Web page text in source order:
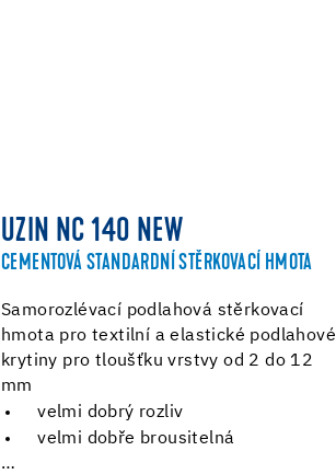
UZIN NC 140 NEW
CEMENTOVÁ STANDARDNÍ STĚRKOVACÍ HMOTA
Samorozlévací podlahová stěrkovací
hmota pro textilní a elastické podlahové
krytiny pro tloušťku vrstvy od 2 do 12
mm
velmi dobrý rozliv
velmi dobře brousitelná
…